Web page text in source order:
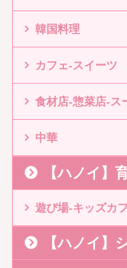
韓国料理
カフェ-スイーツ
食材店-惣菜店-ス
中華
【ハノイ】
遊び場-キッズカ
【ハノイ】